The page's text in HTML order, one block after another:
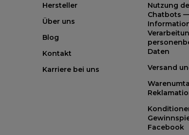
Hersteller
Über uns
Blog
Kontakt
Karriere bei uns
Nutzung
Chatbots
Daten
Versand
Facebook